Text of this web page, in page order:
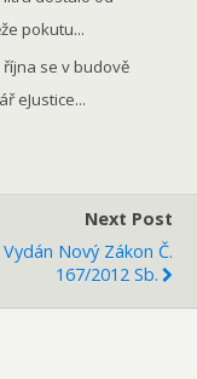
pokutu...
října se v budově
eJustice...
Next Post
Vydán Nový Zákon Č.
167/2012 Sb.